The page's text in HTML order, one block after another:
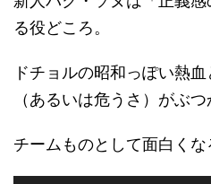
る役どころ。
ドチョルの昭和っぽい熱
（あるいは危うさ）がぶつ
チームものとして面白くな